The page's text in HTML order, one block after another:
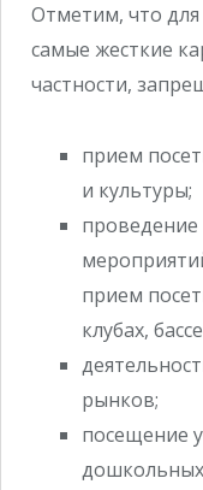
Отметим, что для
самые жесткие
частности,
прием
и культуры;
проведение
прием
клубах,
рынков;
посещение